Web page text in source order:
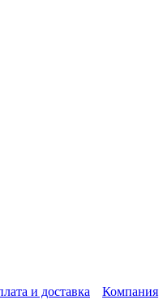
и доставка Компания